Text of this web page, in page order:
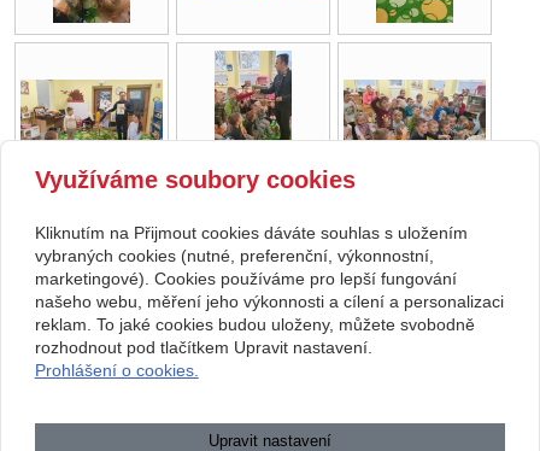
Copyright © 2026 Základní škola, Korytná, okres Uherské Hradiště, příspěvková
a
Mapa webu|Zobrazit klasickou verzi
Přístupnost webových stránek|GDPR|
Využíváme soubory cookies
Kliknutím na Přijmout cookies dáváte souhlas s uložením
vybraných cookies (nutné, preferenční, výkonnostní,
marketingové). Cookies používáme pro lepší fungování
našeho webu, měření jeho výkonnosti a cílení a personalizaci
reklam. To jaké cookies budou uloženy, můžete svobodně
rozhodnout pod tlačítkem Upravit nastavení.
Prohlášení o cookies.
Upravit nastavení